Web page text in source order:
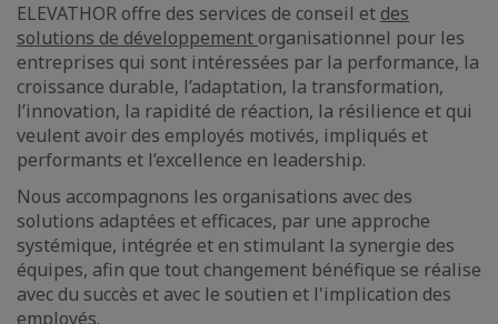
ELEVATHOR offre des services de conseil etdes
solutions de développement organisationnel pour les
entreprises qui sont intéressées par la performance, la
croissance durable, l’adaptation, la transformation,
l’innovation, la rapidité de réaction, la résilience et qui
veulent avoir des employés motivés, impliqués et
performants et l’excellence en leadership.
Nous accompagnons les organisations avec des
solutions adaptées et efficaces, par une approche
systémique, intégrée et en stimulant la synergie des
équipes, afin que tout changement bénéfique se réalise
avec du succès et avec le soutien et l'implication des
employés.